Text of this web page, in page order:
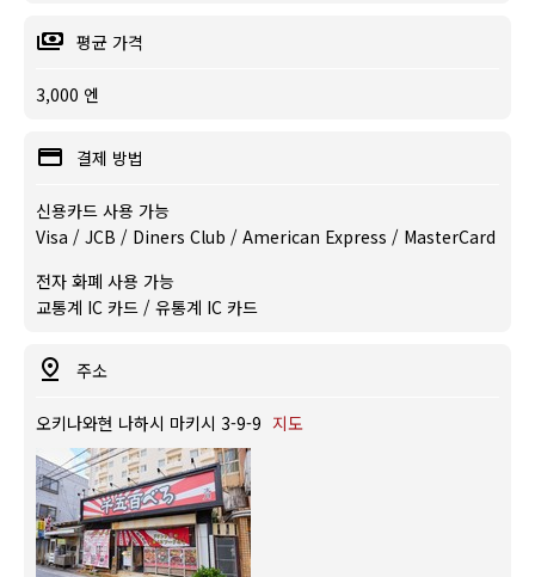
평균 가격
3,000 엔
결제 방법
신용카드 사용 가능
Visa / JCB / Diners Club / American Express / MasterCard
전자 화폐 사용 가능
교통계 IC 카드 / 유통계 IC 카드
주소
오키나와현 나하시 마키시 3-9-9 지도